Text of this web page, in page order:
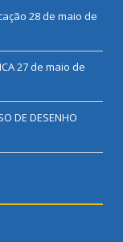
28 de maio de
27 de maio de
DE DESENHO